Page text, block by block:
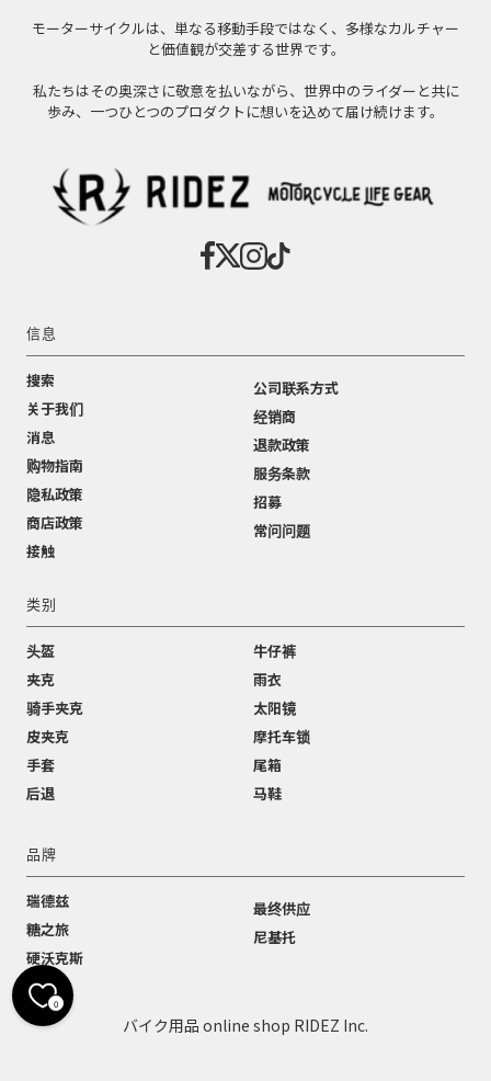
モーターサイクルは、単なる移動手段ではなく、多様なカルチャー
と価値観が交差する世界です。
私たちはその奥深さに敬意を払いながら、世界中のライダーと共に
歩み、一つひとつのプロダクトに想いを込めて届け続けます。
信息
搜索
关于我们
消息
购物指南
隐私政策
商店政策
接触
公司联系方式
经销商
退款政策
服务条款
招募
常问问题
类别
头盔
夹克
骑手夹克
皮夹克
手套
后退
牛仔裤
雨衣
太阳镜
摩托车锁
尾箱
马鞋
品牌
瑞德兹
糖之旅
硬沃克斯
最终供应
尼基托
バイク用品 online shop RIDEZ Inc.
0